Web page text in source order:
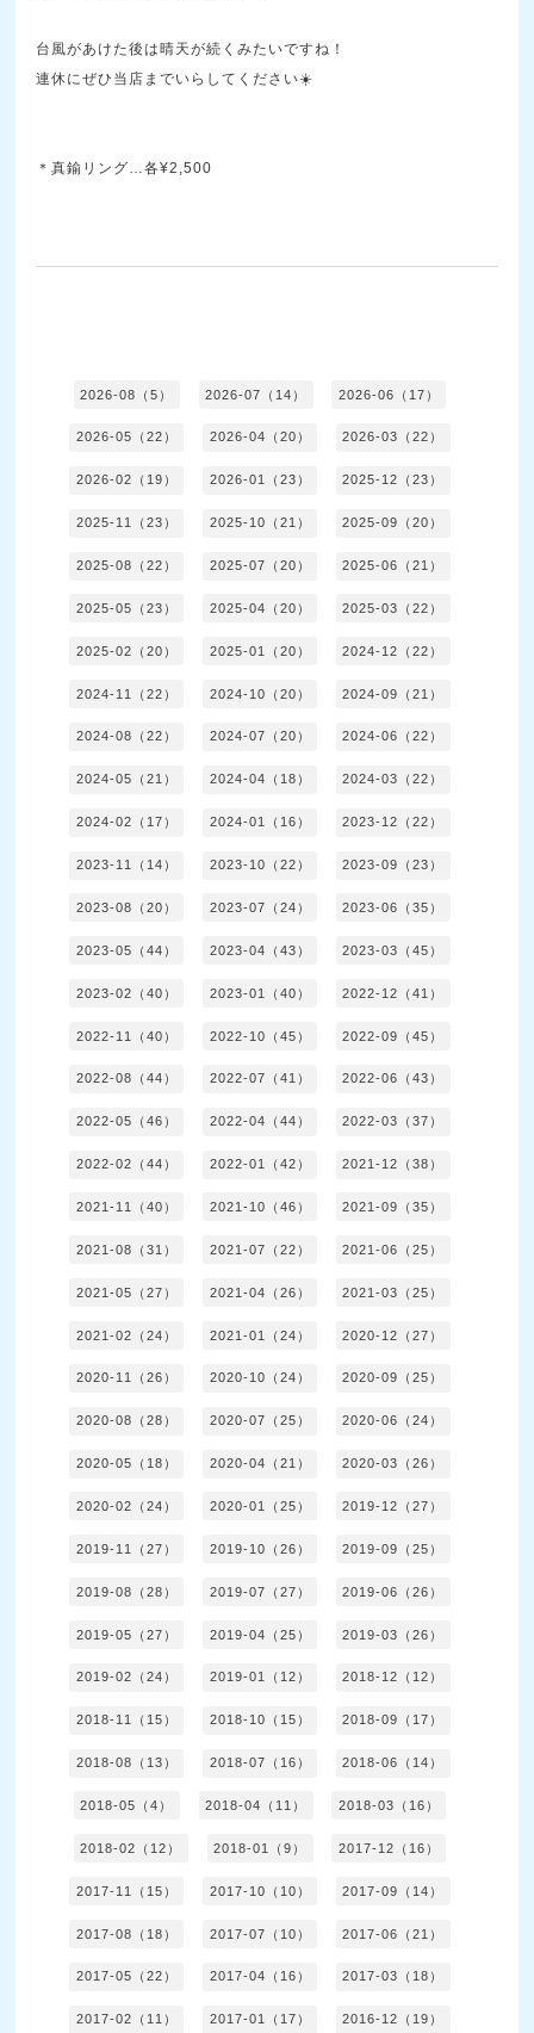
台風があけた後は晴天が続くみたいですね！
連休にぜひ当店までいらしてください☀️
＊真鍮リング…各¥2,500
2026-08（5） 2026-07（14） 2026-06（17）
2026-05（22） 2026-04（20） 2026-03（22）
2026-02（19） 2026-01（23） 2025-12（23）
2025-11（23） 2025-10（21） 2025-09（20）
2025-08（22） 2025-07（20） 2025-06（21）
2025-05（23） 2025-04（20） 2025-03（22）
2025-02（20） 2025-01（20） 2024-12（22）
2024-11（22） 2024-10（20） 2024-09（21）
2024-08（22） 2024-07（20） 2024-06（22）
2024-05（21） 2024-04（18） 2024-03（22）
2024-02（17） 2024-01（16） 2023-12（22）
2023-11（14） 2023-10（22） 2023-09（23）
2023-08（20） 2023-07（24） 2023-06（35）
2023-05（44） 2023-04（43） 2023-03（45）
2023-02（40） 2023-01（40） 2022-12（41）
2022-11（40） 2022-10（45） 2022-09（45）
2022-08（44） 2022-07（41） 2022-06（43）
2022-05（46） 2022-04（44） 2022-03（37）
2022-02（44） 2022-01（42） 2021-12（38）
2021-11（40） 2021-10（46） 2021-09（35）
2021-08（31） 2021-07（22） 2021-06（25）
2021-05（27） 2021-04（26） 2021-03（25）
2021-02（24） 2021-01（24） 2020-12（27）
2020-11（26） 2020-10（24） 2020-09（25）
2020-08（28） 2020-07（25） 2020-06（24）
2020-05（18） 2020-04（21） 2020-03（26）
2020-02（24） 2020-01（25） 2019-12（27）
2019-11（27） 2019-10（26） 2019-09（25）
2019-08（28） 2019-07（27） 2019-06（26）
2019-05（27） 2019-04（25） 2019-03（26）
2019-02（24） 2019-01（12） 2018-12（12）
2018-11（15） 2018-10（15） 2018-09（17）
2018-08（13） 2018-07（16） 2018-06（14）
2018-05（4） 2018-04（11） 2018-03（16）
2018-02（12） 2018-01（9） 2017-12（16）
2017-11（15） 2017-10（10） 2017-09（14）
2017-08（18） 2017-07（10） 2017-06（21）
2017-05（22） 2017-04（16） 2017-03（18）
2017-02（11） 2017-01（17） 2016-12（19）